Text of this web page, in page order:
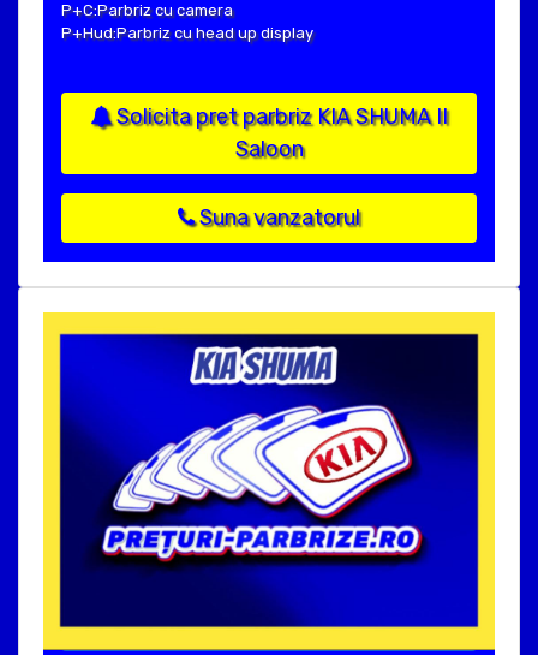
P+C:Parbriz cu camera
P+Hud:Parbriz cu head up display
Solicita pret parbriz KIA SHUMA II
Saloon
Suna vanzatorul